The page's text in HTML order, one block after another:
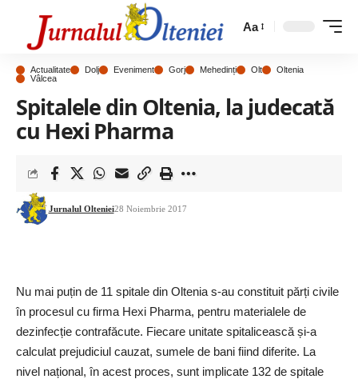
Aa
Actualitate Dolj Eveniment Gorj Mehedinți Olt
Oltenia
Vâlcea
Spitalele din Oltenia, la judecată
cu Hexi Pharma
Jurnalul Olteniei28 Noiembrie 2017
Nu mai puțin de 11 spitale din Oltenia s-au constituit părți civile
în procesul cu firma Hexi Pharma, pentru materialele de
dezinfecție contrafăcute. Fiecare unitate spitalicească și-a
calculat prejudiciul cauzat, sumele de bani fiind diferite. La
nivel național, în acest proces, sunt implicate 132 de spitale